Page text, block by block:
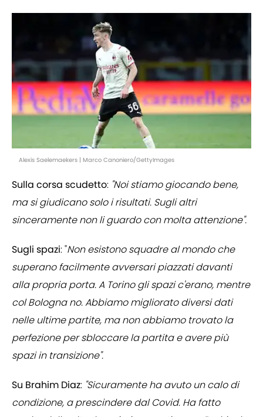
Alexis Saelemaekers | Marco Canoniero/GettyImages
Sulla corsa scudetto: "Noi stiamo giocando bene,
ma si giudicano solo i risultati. Sugli altri
sinceramente non li guardo con molta attenzione".
Sugli spazi: "Non esistono squadre al mondo che
superano facilmente avversari piazzati davanti
alla propria porta. A Torino gli spazi c'erano, mentre
col Bologna no. Abbiamo migliorato diversi dati
nelle ultime partite, ma non abbiamo trovato la
perfezione per sbloccare la partita e avere più
spazi in transizione".
Su Brahim Diaz: "Sicuramente ha avuto un calo di
condizione, a prescindere dal Covid. Ha fatto